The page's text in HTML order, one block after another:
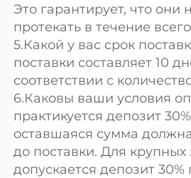
Это гарантирует, что они
протекать в течение
5.Какой у вас срок
поставки составляет 10
соответствии с
6.Каковы ваши условия
практикуется депозит
оставшаяся сумма
до поставки. Для крупных
допускается депозит 30%